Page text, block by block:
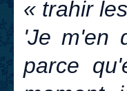
« trahir
'Je m'en
parce